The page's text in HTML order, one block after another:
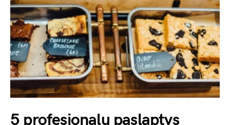
5 profesionalų paslaptys